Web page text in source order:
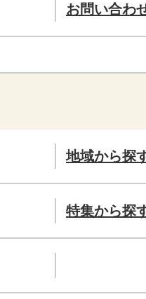
お問い合わ
地域から探
特集から探